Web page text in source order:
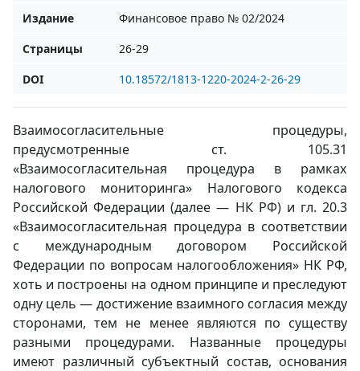
Издание
Финансовое право № 02/2024
Страницы
26-29
DOI
10.18572/1813-1220-2024-2-26-29
Взаимосогласительные процедуры,
предусмотренные ст. 105.31
«Взаимосогласительная процедура в рамках
налогового мониторинга» Налогового кодекса
Российской Федерации (далее — НК РФ) и гл. 20.3
«Взаимосогласительная процедура в соответствии
с международным договором Российской
Федерации по вопросам налогообложения» НК РФ,
хоть и построены на одном принципе и преследуют
одну цель — достижение взаимного согласия между
сторонами, тем не менее являются по существу
разными процедурами. Названные процедуры
имеют различный субъектный состав, основания